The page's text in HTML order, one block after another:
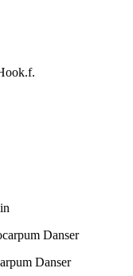
Danser
Danser